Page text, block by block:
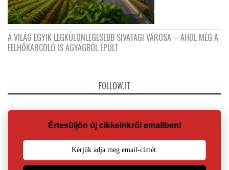
A VILÁG EGYIK LEGKÜLÖNLEGESEBB SIVATAGI VÁROSA – AHOL MÉG A
FELHŐKARCOLÓ IS AGYAGBÓL ÉPÜLT
FOLLOW.IT
Értesüljön új cikkeinkről emailben!